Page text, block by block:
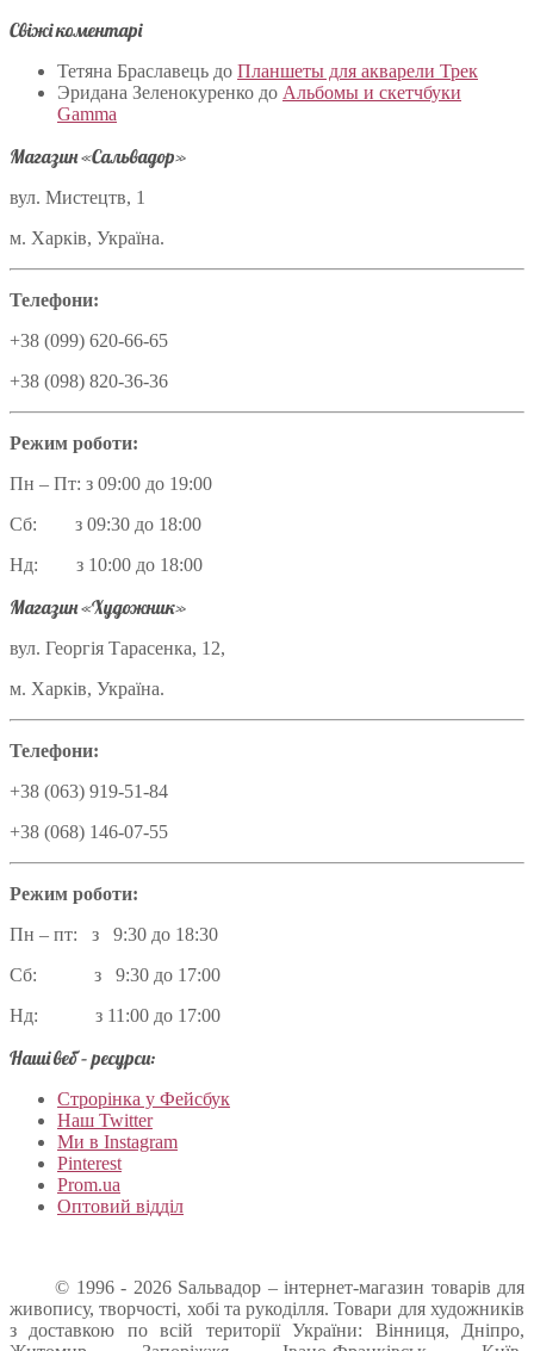
Свіжі коментарі
Тетяна Браславець до Планшеты для акварели Трек
Эридана Зеленокуренко до Альбомы и скетчбуки
Gamma
Магазин «Сальвадор»
вул. Мистецтв, 1
м. Харків, Україна.
Телефони:
+38 (099) 620-66-65
+38 (098) 820-36-36
Режим роботи:
Пн – Пт: з 09:00 до 19:00
Сб: з 09:30 до 18:00
Нд: з 10:00 до 18:00
Магазин «Художник»
вул. Георгія Тарасенка, 12,
м. Харків, Україна.
Телефони:
+38 (063) 919-51-84
+38 (068) 146-07-55
Режим роботи:
Пн – пт: з 9:30 до 18:30
Сб: з 9:30 до 17:00
Нд: з 11:00 до 17:00
Наші веб – ресурси:
Строрінка у Фейсбук
Наш Twitter
Ми в Instagram
Pinterest
Prom.ua
Оптовий відділ
© 1996 - 2026 Sальвадор – інтернет-магазин товарів для
живопису, творчості, хобі та рукоділля. Товари для художників
з доставкою по всій території України: Вінниця, Дніпро,